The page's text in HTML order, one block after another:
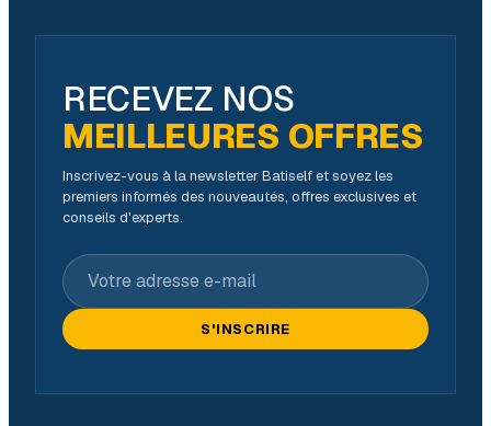
RECEVEZ NOS
MEILLEURES OFFRES
Inscrivez-vous à la newsletter Batiself et soyez les
premiers informés des nouveautés, offres exclusives et
conseils d'experts.
Votre adresse e-mail
S'INSCRIRE